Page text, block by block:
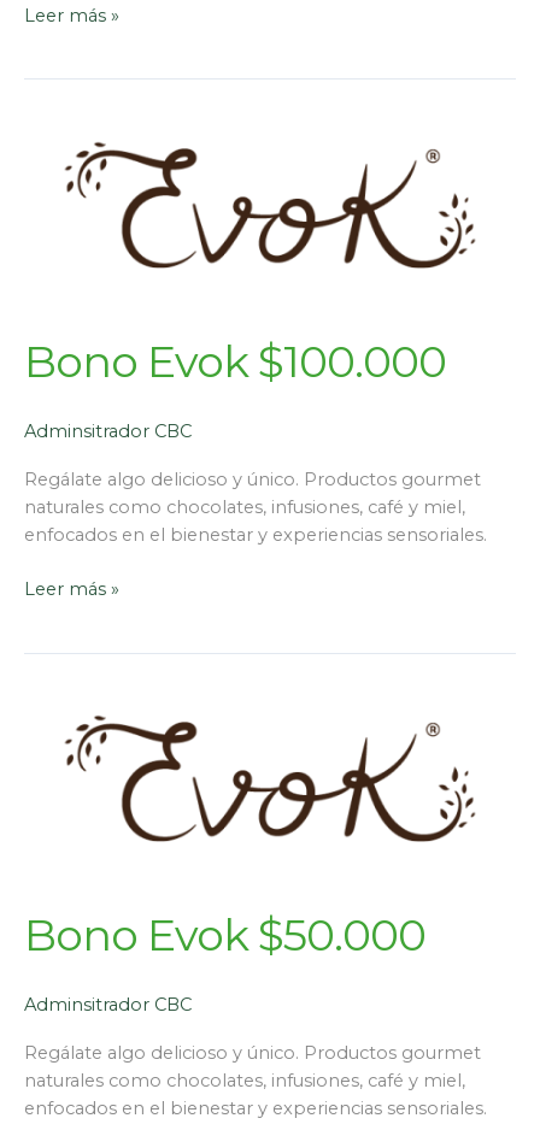
Leer más »
Bono Evok $100.000
Adminsitrador CBC
Regálate algo delicioso y único. Productos gourmet
naturales como chocolates, infusiones, café y miel,
enfocados en el bienestar y experiencias sensoriales.
Leer más »
Bono Evok $50.000
Adminsitrador CBC
Regálate algo delicioso y único. Productos gourmet
naturales como chocolates, infusiones, café y miel,
enfocados en el bienestar y experiencias sensoriales.